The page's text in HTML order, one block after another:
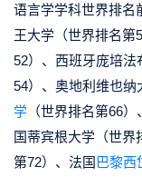
语言学学科世界排名
王大学（世界排名第
52）、西班牙庞培
54）、奥地利维也纳
学 （世界排名第66）
国蒂宾根大学（世界
第72）、法国 巴黎西